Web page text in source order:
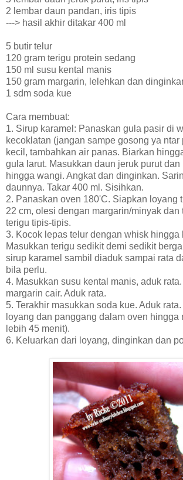
2 lembar daun pandan, iris tipis
---> hasil akhir ditakar 400 ml
5 butir telur
120 gram terigu protein sedang
150 ml susu kental manis
150 gram margarin, lelehkan dan
1 sdm soda kue
Cara membuat:
1. Sirup karamel: Panaskan gula pasir di
kecoklatan (jangan sampe gosong ya ntar
kecil, tambahkan air panas. Biarkan
gula larut. Masukkan daun jeruk purut
hingga wangi. Angkat dan dinginkan.
daunnya. Takar 400 ml. Sisihkan.
2. Panaskan oven 180'C. Siapkan loyang
22 cm, olesi dengan margarin/minyak dan
terigu tipis-tipis.
3. Kocok lepas telur dengan whisk hingga
Masukkan terigu sedikit demi sedikit
sirup karamel sambil diaduk sampai rata
bila perlu.
4. Masukkan susu kental manis, aduk
margarin cair. Aduk rata.
5. Terakhir masukkan soda kue. Aduk
loyang dan panggang dalam oven hingga
lebih 45 menit).
6. Keluarkan dari loyang, dinginkan dan